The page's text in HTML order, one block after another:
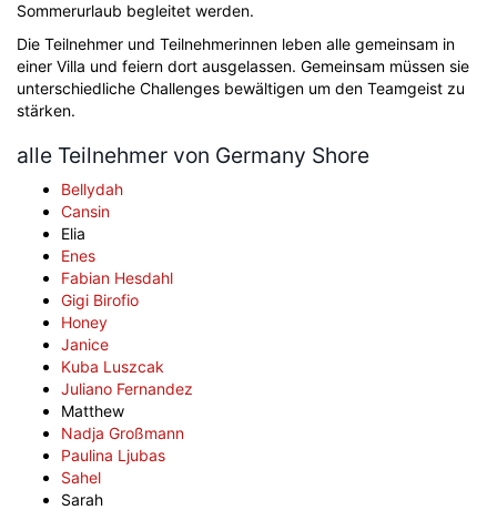
Sommerurlaub begleitet werden.
Die Teilnehmer und Teilnehmerinnen leben alle gemeinsam in
einer Villa und feiern dort ausgelassen. Gemeinsam müssen sie
unterschiedliche Challenges bewältigen um den Teamgeist zu
stärken.
alle Teilnehmer von Germany Shore
Bellydah
Cansin
Elia
Enes
Fabian Hesdahl
Gigi Birofio
Honey
Janice
Kuba Luszcak
Juliano Fernandez
Matthew
Nadja Großmann
Paulina Ljubas
Sahel
Sarah